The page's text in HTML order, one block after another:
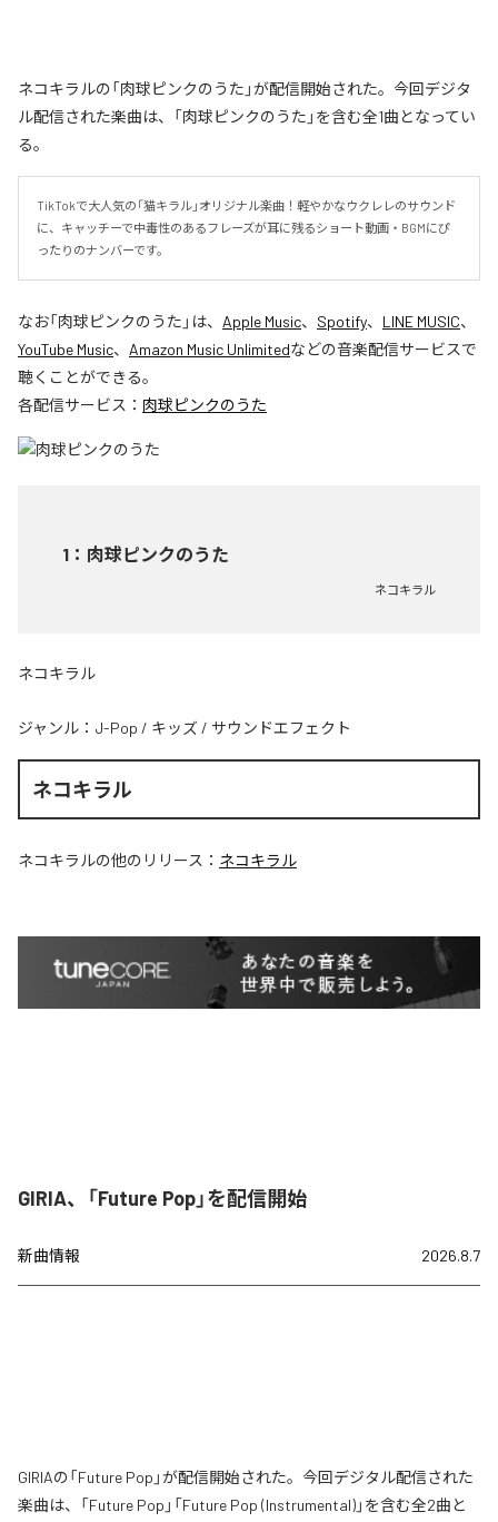
ネコキラルの「肉球ピンクのうた」が配信開始された。今回デジタ
ル配信された楽曲は、「肉球ピンクのうた」を含む全1曲となってい
る。
TikTokで大人気の「猫キラル」オリジナル楽曲！軽やかなウクレレのサウンド
に、キャッチーで中毒性のあるフレーズが耳に残るショート動画・BGMにぴ
ったりのナンバーです。
なお「肉球ピンクのうた 」は、 Apple Music、 Spotify、 LINE MUSIC、
YouTube Music、 Amazon Music Unlimitedなどの音楽配信サービスで
聴くことができる。
各配信サービス： 肉球ピンクのうた
1 ： 肉球ピンクのうた
ネコキラル
ネコキラル
ジャンル： J-Pop / キッズ / サウンドエフェクト
ネコキラル
ネコキラルの他のリリース： ネコキラル
GIRIA、「Future Pop」を配信開始
新曲情報 2026.8.7
GIRIAの「Future Pop」が配信開始された。今回デジタル配信された
楽曲は、「Future Pop」「Future Pop (Instrumental)」を含む全2曲と